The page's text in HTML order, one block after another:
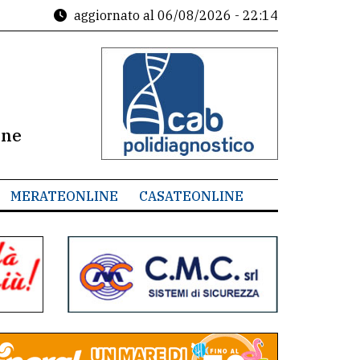
aggiornato al 06/08/2026 - 22:14
MERATEONLINE CASATEONLINE